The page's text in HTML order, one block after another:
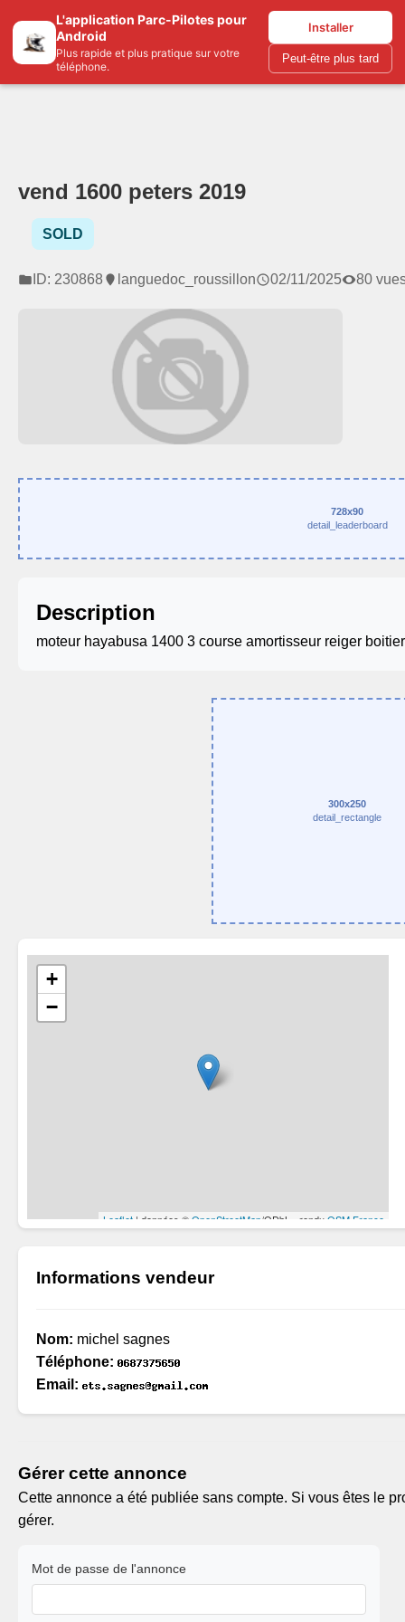
L'application Parc-Pilotes pour
Android
Plus rapide et plus pratique sur votre
téléphone.
Installer
Peut-être plus tard
Parc-pilotes.com
vend 1600 peters 2019
SOLD
ID: 230868 languedoc_roussillon 02/11/2025 80
728x90
detail_leaderboard
Description
moteur hayabusa 1400 3 course amortisseur reiger
300x250
detail_rectangle
Informations vendeur
Nom: michel sagnes
Téléphone:
Email:
Gérer cette annonce
Cette annonce a été publiée sans compte. Si vous êtes le
gérer.
Mot de passe de l'annonce